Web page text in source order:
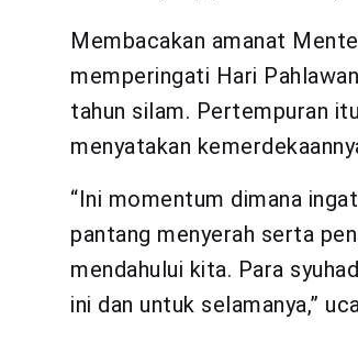
Membacakan amanat
memperingati Hari
tahun silam. Pertempuran
menyatakan
“Ini momentum dimana
pantang menyerah serta
mendahului kita. Para
ini dan untuk selamanya,”